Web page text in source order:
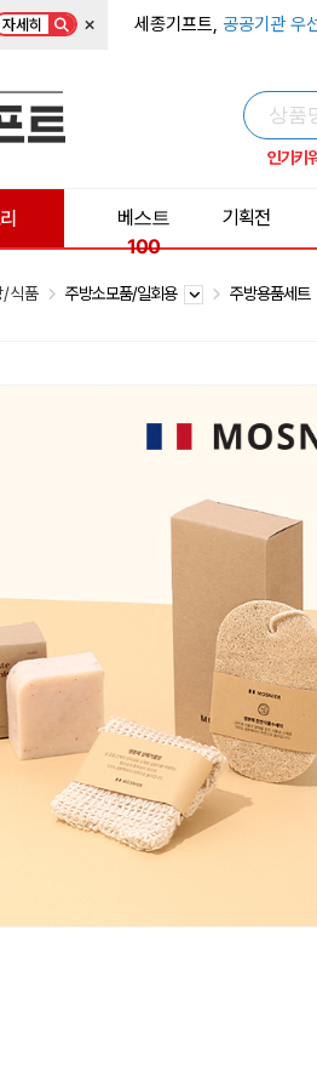
자세히 × 세종기프트, 공공기관 우
인기키
베스트
100
기획전
/식품 주방소모품/일회용 주방용품세트